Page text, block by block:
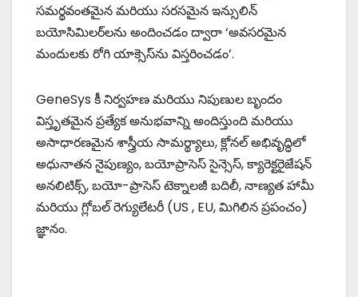
సమర్థవంతమైన మరియు సరసమైన ఇన్సులిన్
బయోసిమిలర్‌లను అందించడం ద్వారా ‘అవసరమైన
మందులకు రోగి యాక్సెస్‌ను విస్తరించడం’.
GeneSys కీ నిర్వహణ మరియు నిపుణుల బృందం
విస్తృతమైన ప్రత్యేక అనుభవాన్ని అందిస్తుంది మరియు
అసాధారణమైన శాస్త్రీయ సామర్థ్యాలు, క్లోనల్ అభివృద్ధిలో
అధునాతన నైపుణ్యం, బయోప్రాసెస్ సైన్సెస్, క్యారెక్టరైజేషన్
అనలిటిక్స్, బయో-ప్రాసెస్ టెక్నాలజీ బదిలీ, నాణ్యత హామీ
మరియు గ్లోబల్ రెగ్యులేటరీ (US , EU, మిగిలిన ప్రపంచం)
జ్ఞానం.